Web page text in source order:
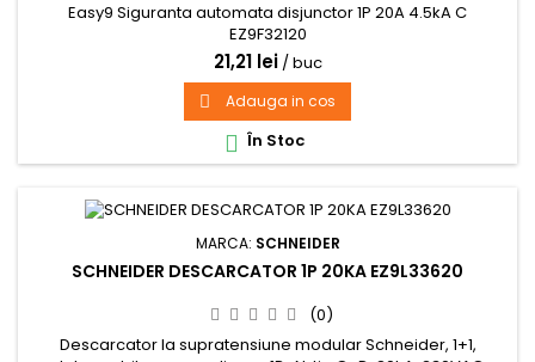
Easy9 Siguranta automata disjunctor 1P 20A 4.5kA C
EZ9F32120
21,21 lei / buc
 Adauga in cos
 În Stoc
MARCA: SCHNEIDER
SCHNEIDER DESCARCATOR 1P 20KA EZ9L33620
(0)
Descarcator la supratensiune modular Schneider, 1+1,